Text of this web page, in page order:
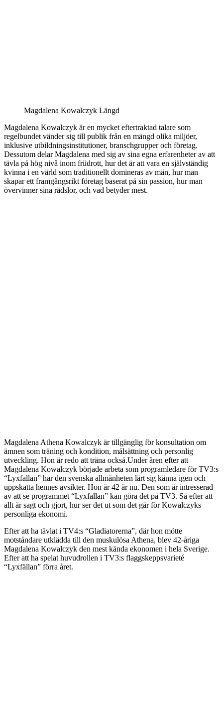
Magdalena Kowalczyk Längd
Magdalena Kowalczyk är en mycket eftertraktad talare som
regelbundet vänder sig till publik från en mängd olika miljöer,
inklusive utbildningsinstitutioner, branschgrupper och företag.
Dessutom delar Magdalena med sig av sina egna erfarenheter av att
tävla på hög nivå inom friidrott, hur det är att vara en självständig
kvinna i en värld som traditionellt domineras av män, hur man
skapar ett framgångsrikt företag baserat på sin passion, hur man
övervinner sina rädslor, och vad betyder mest.
Magdalena Athena Kowalczyk är tillgänglig för konsultation om
ämnen som träning och kondition, målsättning och personlig
utveckling. Hon är redo att träna också.Under åren efter att
Magdalena Kowalczyk började arbeta som programledare för TV3:s
“Lyxfallan” har den svenska allmänheten lärt sig känna igen och
uppskatta hennes avsikter. Hon är 42 år nu. Den som är intresserad
av att se programmet “Lyxfallan” kan göra det på TV3. Så efter att
allt är sagt och gjort, hur ser det ut som det går för Kowalczyks
personliga ekonomi.
Efter att ha tävlat i TV4:s “Gladiatorerna”, där hon mötte
motståndare utklädda till den muskulösa Athena, blev 42-åriga
Magdalena Kowalczyk den mest kända ekonomen i hela Sverige.
Efter att ha spelat huvudrollen i TV3:s flaggskeppsvarieté
“Lyxfällan” förra året.